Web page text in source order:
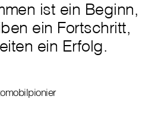
ist ein Beginn,
ein Fortschritt,
ein Erfolg.